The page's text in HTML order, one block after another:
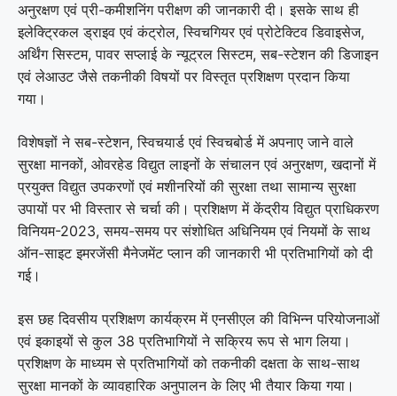
अनुरक्षण एवं प्री-कमीशनिंग परीक्षण की जानकारी दी। इसके साथ ही
इलेक्ट्रिकल ड्राइव एवं कंट्रोल, स्विचगियर एवं प्रोटेक्टिव डिवाइसेज,
अर्थिंग सिस्टम, पावर सप्लाई के न्यूट्रल सिस्टम, सब-स्टेशन की डिजाइन
एवं लेआउट जैसे तकनीकी विषयों पर विस्तृत प्रशिक्षण प्रदान किया
गया।
विशेषज्ञों ने सब-स्टेशन, स्विचयार्ड एवं स्विचबोर्ड में अपनाए जाने वाले
सुरक्षा मानकों, ओवरहेड विद्युत लाइनों के संचालन एवं अनुरक्षण, खदानों में
प्रयुक्त विद्युत उपकरणों एवं मशीनरियों की सुरक्षा तथा सामान्य सुरक्षा
उपायों पर भी विस्तार से चर्चा की। प्रशिक्षण में केंद्रीय विद्युत प्राधिकरण
विनियम-2023, समय-समय पर संशोधित अधिनियम एवं नियमों के साथ
ऑन-साइट इमरजेंसी मैनेजमेंट प्लान की जानकारी भी प्रतिभागियों को दी
गई।
इस छह दिवसीय प्रशिक्षण कार्यक्रम में एनसीएल की विभिन्न परियोजनाओं
एवं इकाइयों से कुल 38 प्रतिभागियों ने सक्रिय रूप से भाग लिया।
प्रशिक्षण के माध्यम से प्रतिभागियों को तकनीकी दक्षता के साथ-साथ
सुरक्षा मानकों के व्यावहारिक अनुपालन के लिए भी तैयार किया गया।